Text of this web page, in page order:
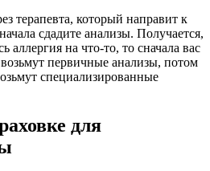
терапевта, который направит к
сдадите анализы. Получается,
аллергия на что-то, то сначала вас
возьмут первичные анализы, потом
специализированные
для